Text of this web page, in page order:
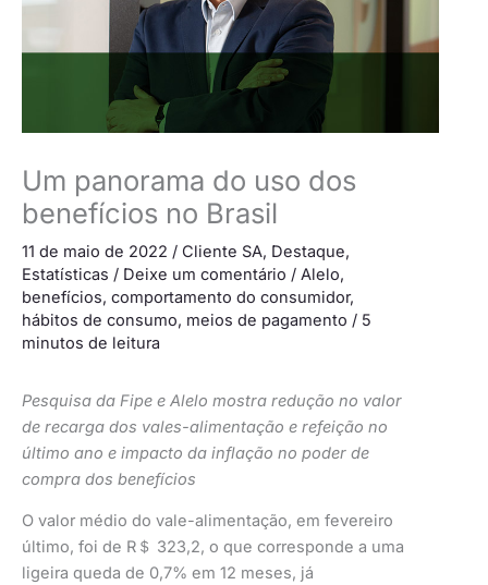
Um panorama do uso dos
benefícios no Brasil
11 de maio de 2022 / Cliente SA, Destaque,
Estatísticas / Deixe um comentário / Alelo,
benefícios, comportamento do consumidor,
hábitos de consumo, meios de pagamento / 5
minutos de leitura
Pesquisa da Fipe e Alelo mostra redução no valor
de recarga dos vales-alimentação e refeição no
último ano e impacto da inflação no poder de
compra dos benefícios
O valor médio do vale-alimentação, em fevereiro
último, foi de R＄ 323,2, o que corresponde a uma
ligeira queda de 0,7% em 12 meses, já